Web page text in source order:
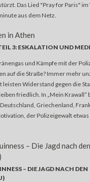
Das Lied "Pray for Paris" im
aus dem Netz.
3: ESKALATION UND
und Kämpfe mit der
auf die Straße? Immer mehr
leisten Widerstand gegen die
friedlich. In „Mein Krawall“
Griechenland,
der Polizeigewalt etwas
– DIE JAGD NACH DEN